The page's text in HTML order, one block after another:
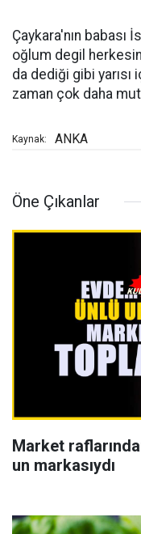
Çaykara'nın babası
oğlum degil
da dediği gibi yarısı
zaman çok daha
Kaynak: ANKA
Öne Çıkanlar
Market
un markasıydı